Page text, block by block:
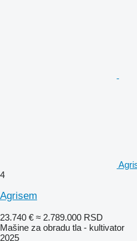
4
Agrisem
23.740 € ≈ 2.789.000 RSD
Mašine za obradu tla - kultivator
2025